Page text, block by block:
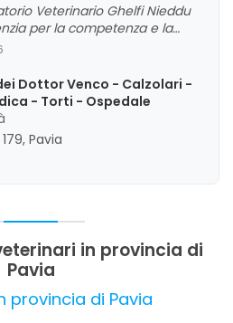
Veterinario Ghelfi Nieddu
per la competenza e la
personale, apprezzate sia per
animali e dei loro proprietari.
sono
come punti di
disponibilità e la cura nel
complessi. Si riscontrano inoltre
riguardo alle attrezzature e
con un forte senso di fiducia e
Dottor Venco - Calzolari -
- Torti - Ospedale
Pavia
in provincia di
Pavia
provincia di Pavia